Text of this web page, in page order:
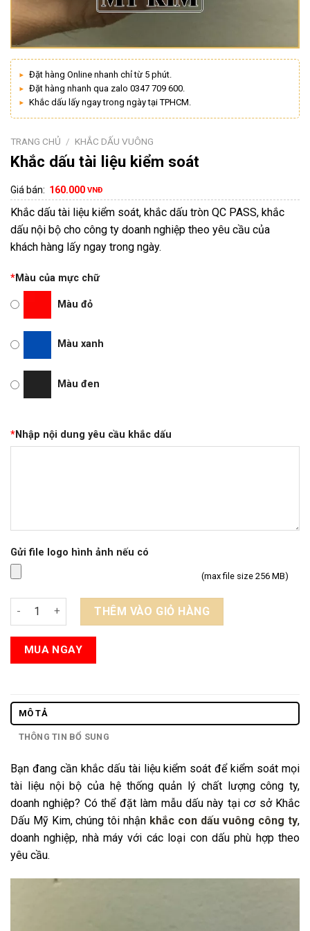
Đặt hàng Online nhanh chỉ từ 5 phút.
Đặt hàng nhanh qua zalo 0347 709 600.
Khắc dấu lấy ngay trong ngày tại TPHCM.
TRANG CHỦ / KHẮC DẤU VUÔNG
Khắc dấu tài liệu kiểm soát
Giá bán: 160.000 VNĐ
Khắc dấu tài liệu kiểm soát, khắc dấu tròn QC PASS, khắc
dấu nội bộ cho công ty doanh nghiệp theo yêu cầu của
khách hàng lấy ngay trong ngày.
*Màu của mực chữ
Màu đỏ
Màu xanh
Màu đen
*Nhập nội dung yêu cầu khắc dấu
Gửi file logo hình ảnh nếu có
(max file size 256 MB)
Khắc dấu tài liệu kiểm soát số lượng
THÊM VÀO GIỎ HÀNG
MUA NGAY
MÔ TẢ
THÔNG TIN BỔ SUNG
Bạn đang cần khắc dấu tài liệu kiểm soát để kiểm soát mọi
tài liệu nội bộ của hệ thống quản lý chất lượng công ty,
doanh nghiệp? Có thể đặt làm mẫu dấu này tại cơ sở Khắc
Dấu Mỹ Kim, chúng tôi nhận khắc con dấu vuông công ty,
doanh nghiệp, nhà máy với các loại con dấu phù hợp theo
yêu cầu.